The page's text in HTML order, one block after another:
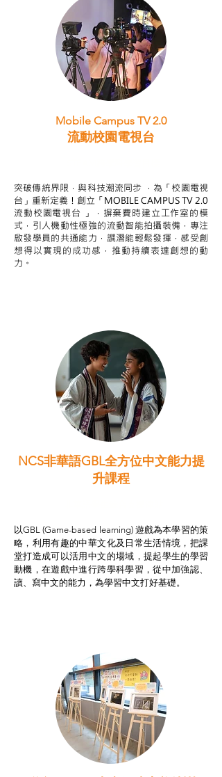
Mobile Campus TV 2.0
流動校園電視台
突破傳統界限，與科技潮流同步 ，為「校園電視
台」重新定義！創立「MOBILE CAMPUS TV 2.0
流動校園電視台 」，摒棄費時建立工作室的模
式，引人機動性極強的流動智能拍攝裝備，專注
啟發學員的共通能力，譔潛能輕鬆發揮，感受創
想得以實現的成功感，推動持續表達創想的動
力。
NCS非華語GBL全方位中文能力提
升課程
以GBL (Game-based learning) 遊戲為本學習的策
略，利用有趣的中華文化及日常生活情境，把課
堂打造成可以活用中文的場域，提起學生的學習
動機，在遊戲中進行跨學科學習，從中加強認、
讀、寫中文的能力，為學習中文打好基礎。